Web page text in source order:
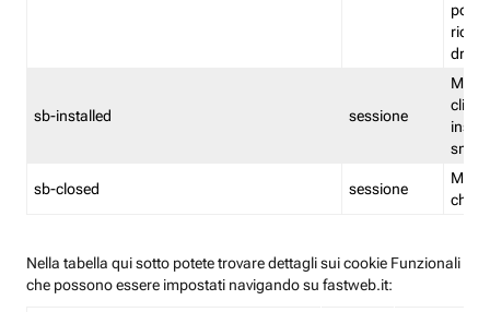
sb-installed sessione
sb-closed sessione
Nella tabella qui sotto potete trovare dettagli sui cookie Funzionali
che possono essere impostati navigando su fastweb.it: